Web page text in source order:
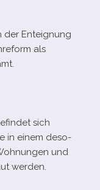
der Enteignung
als
sich
in einem deso­
und
werden.